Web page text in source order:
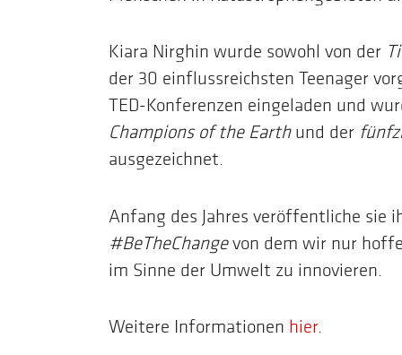
Kiara Nirghin wurde sowohl von der
der 30 einflussreichsten Teenager
TED-Konferenzen eingeladen und
Champions of the Earthund der
ausgezeichnet.
Anfang des Jahres veröffentliche sie
#BeTheChangevon dem wir nur
im Sinne der Umwelt zu innovieren.
Weitere Informationen hier.